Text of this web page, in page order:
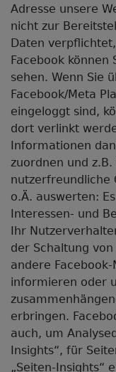
Adresse unsere
nicht zur
Daten
Facebook können
sehen. Wenn Sie
Facebook/Meta
eingeloggt sind,
dort verlinkt
Informationen
zuordnen und
nutzerfreundliche
o.Ä. auswerten:
Interessen- und
Ihr
der Schaltung
andere
informieren oder
erbringen.
auch, um
Insights“, für
„Seiten-Insights“